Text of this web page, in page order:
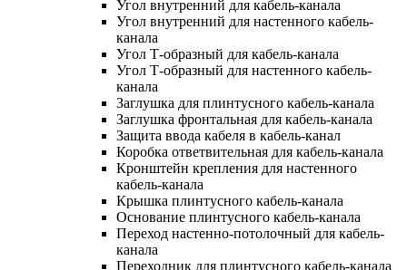
Угол внутренний для кабель-канала
Угол внутренний для настенного кабель-
канала
Угол Т-образный для кабель-канала
Угол Т-образный для настенного кабель-
канала
Заглушка для плинтусного кабель-канала
Заглушка фронтальная для кабель-канала
Защита ввода кабеля в кабель-канал
Коробка ответвительная для кабель-канала
Кронштейн крепления для настенного
кабель-канала
Крышка плинтусного кабель-канала
Основание плинтусного кабель-канала
Переход настенно-потолочный для кабель-
канала
Переходник для плинтусного кабель-канала